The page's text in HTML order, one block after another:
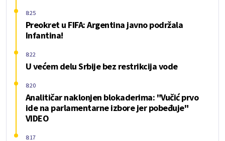
Preokret u FIFA: Argentina javno podržala
Infantina!
8:25
U većem delu Srbije bez restrikcija vode
8:22
Analitičar naklonjen blokaderima: "Vučić prvo
ide na parlamentarne izbore jer pobeđuje"
VIDEO
8:20
8:17